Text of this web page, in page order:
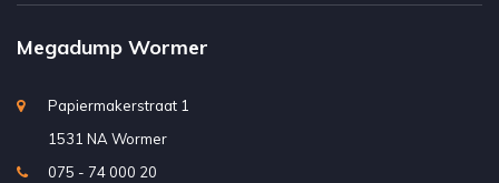
Megadump Wormer
Papiermakerstraat 1
1531 NA Wormer
075 - 74 000 20